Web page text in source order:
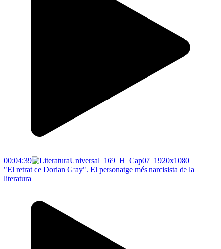
00:04:39
"El retrat de Dorian Gray". El personatge més narcisista de la
literatura